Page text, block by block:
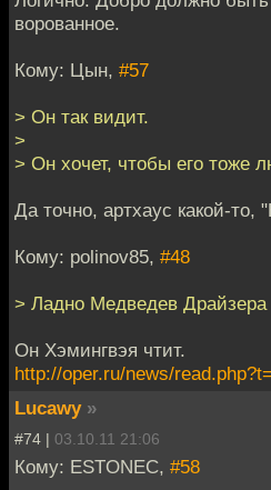
ворованное.
Кому: Цын, #57
> Он так видит.
>
> Он хочет, чтобы его тоже
Да точно, артхаус какой-то,
Кому: polinov85, #48
> Ладно Медведев Драйзера
Он Хэмингвэя чтит.
http://oper.ru/news/
Lucawy »
#74 | 03.10.11 21:06
Кому: ESTONEC, #58